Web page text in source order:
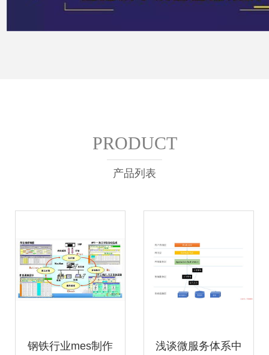
PRODUCT
产品列表
钢铁行业mes制作 浅谈微服务体系中